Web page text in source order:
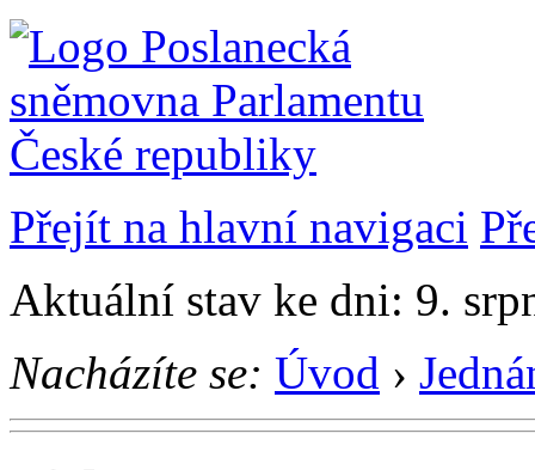
Přejít na hlavní navigaci
Aktuální stav ke dni: 9.
Nacházíte se: Úvod ›